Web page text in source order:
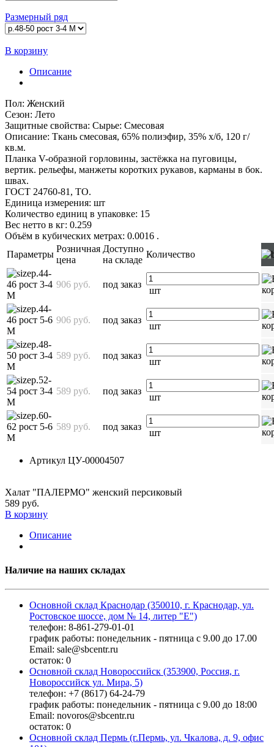
Размерный ряд
В корзину
Описание
Пол: Женский
Сезон: Лето
Защитные свойства: Сырье: Смесовая
Описание: Ткань смесовая, 65% полиэфир, 35% х/б, 120 г/
кв.м.
Планка V-образной горловины, застёжка на пуговицы,
вертик. рельефы, манжеты коротких рукавов, карманы в бок.
швах.
ГОСТ 24760-81, ТО.
Единица измерения: шт
Количество единиц в упаковке: 15
Вес нетто в кг: 0.259
Объём в кубических метрах: 0.0016 .
Параметры
Розничная
цена
Доступно
на складе
Количество
р.44-
46 рост 3-4
М
906 руб. под заказ
шт
р.44-
46 рост 5-6
М
906 руб. под заказ
шт
р.48-
50 рост 3-4
М
589 руб. под заказ
шт
р.52-
54 рост 3-4
М
589 руб. под заказ
шт
р.60-
62 рост 5-6
М
589 руб. под заказ
шт
Артикул ЦУ-00004507
Халат "ПАЛЕРМО" женский персиковый
589 руб.
В корзину
Описание
Наличие на наших складах
Основной склад Краснодар (350010, г. Краснодар, ул.
Ростовское шоссе, дом № 14, литер "Е")
телефон: 8-861-279-01-01
график работы: понедельник - пятница с 9.00 до 17.00
Email: sale@sbcentr.ru
остаток: 0
Основной склад Новороссийск (353900, Россия, г.
Новороссийск ул. Мира, 5)
телефон: +7 (8617) 64-24-79
график работы: понедельник - пятница с 9.00 до 18:00
Email: novoros@sbcentr.ru
остаток: 0
Основной склад Пермь (г.Пермь, ул. Чкалова, д. 9, офис